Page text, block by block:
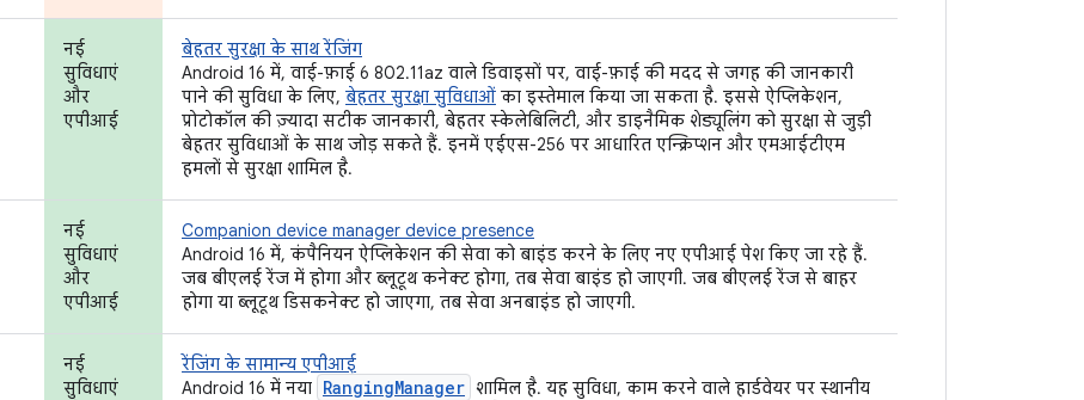
नई
सुविधाएं
और
एपीआई
बेहतर सुरक्षा के साथ रेंजिंग
Android 16 में, वाई-फ़ाई 6 802.11az वाले डिवाइसों पर, वाई-फ़ाई की मदद से जगह की जानकारी
पाने की सुविधा के लिए, बेहतर सुरक्षा सुविधाओं का इस्तेमाल किया जा सकता है. इससे ऐप्लिकेशन,
प्रोटोकॉल की ज़्यादा सटीक जानकारी, बेहतर स्केलेबिलिटी, और डाइनैमिक शेड्यूलिंग को सुरक्षा से जुड़ी
बेहतर सुविधाओं के साथ जोड़ सकते हैं. इनमें एईएस-256 पर आधारित एन्क्रिप्शन और एमआईटीएम
हमलों से सुरक्षा शामिल है.
नई
सुविधाएं
और
एपीआई
Companion device manager device presence
Android 16 में, कंपैनियन ऐप्लिकेशन की सेवा को बाइंड करने के लिए नए एपीआई पेश किए जा रहे हैं.
जब बीएलई रेंज में होगा और ब्लूटूथ कनेक्ट होगा, तब सेवा बाइंड हो जाएगी. जब बीएलई रेंज से बाहर
होगा या ब्लूटूथ डिसकनेक्ट हो जाएगा, तब सेवा अनबाइंड हो जाएगी.
नई
सुविधाएं
रेंजिंग के सामान्य एपीआई
Android 16 में नया RangingManager शामिल है. यह सुविधा, काम करने वाले हार्डवेयर पर स्थानीय